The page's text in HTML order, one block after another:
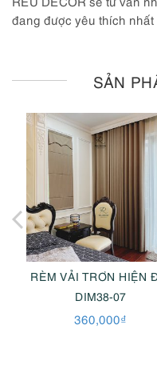
đang được yêu thích nhất
SẢN
RÈM VẢI TRƠN HIỆN
DIM38-07
360,000₫